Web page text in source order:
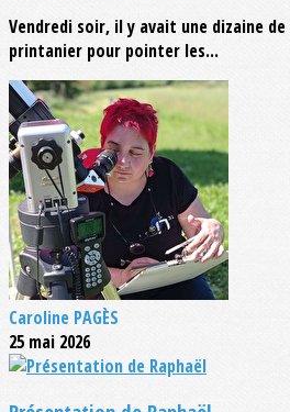
Vendredi soir, il y avait une dizaine
printanier pour pointer les...
Caroline PAGÈS
25 mai 2026